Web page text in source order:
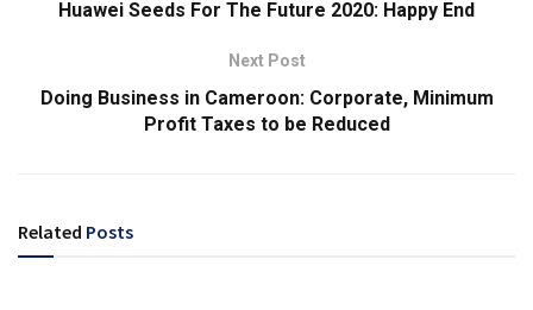
Huawei Seeds For The Future 2020: Happy End
Next Post
Doing Business in Cameroon: Corporate, Minimum
Profit Taxes to be Reduced
Related Posts